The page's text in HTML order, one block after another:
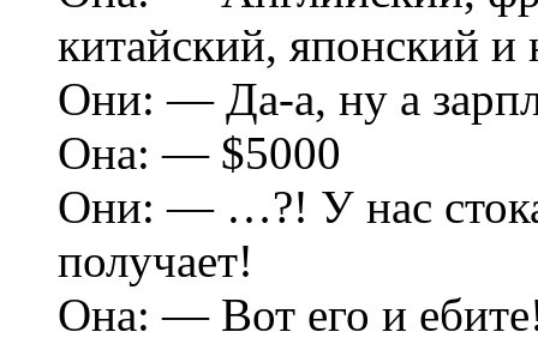
китайский, японский и
Они: — Да-а, ну а
Она: — $5000
Они: — …?! У нас
получает!
Она: — Вот его и